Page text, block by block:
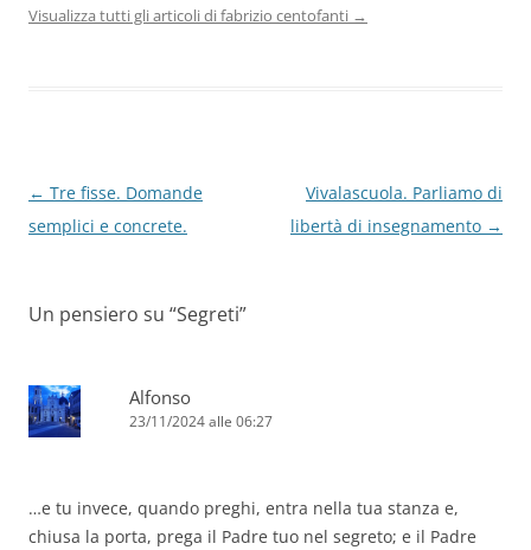
Visualizza tutti gli articoli di fabrizio centofanti →
Navigazione
articolo
← Tre fisse. Domande
semplici e concrete.
Vivalascuola. Parliamo di
libertà di insegnamento →
Un pensiero su “Segreti”
Alfonso
23/11/2024 alle 06:27
…e tu invece, quando preghi, entra nella tua stanza e,
chiusa la porta, prega il Padre tuo nel segreto; e il Padre